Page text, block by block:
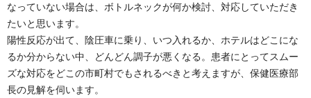
なっていない場合は、ボトルネックが何か検討、対応していただき
たいと思います。
陽性反応が出て、陰圧車に乗り、いつ入れるか、ホテルはどこにな
るか分からない中、どんどん調子が悪くなる。患者にとってスムー
ズな対応をどこの市町村でもされるべきと考えますが、保健医療部
長の見解を伺います。